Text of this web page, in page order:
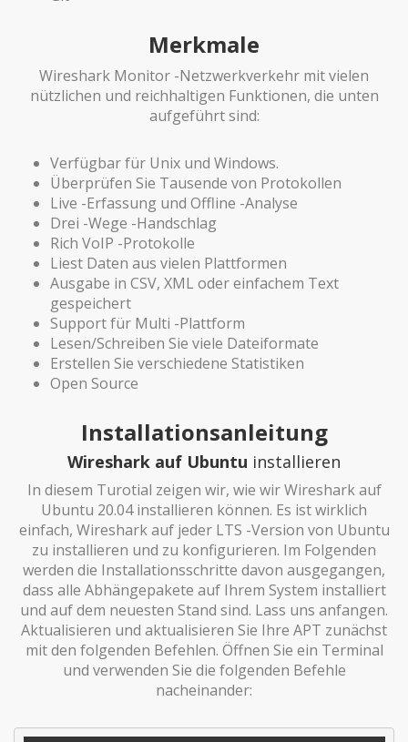
Merkmale
Wireshark Monitor -Netzwerkverkehr mit vielen
nützlichen und reichhaltigen Funktionen, die unten
aufgeführt sind:
Verfügbar für Unix und Windows.
Überprüfen Sie Tausende von Protokollen
Live -Erfassung und Offline -Analyse
Drei -Wege -Handschlag
Rich VoIP -Protokolle
Liest Daten aus vielen Plattformen
Ausgabe in CSV, XML oder einfachem Text
gespeichert
Support für Multi -Plattform
Lesen/Schreiben Sie viele Dateiformate
Erstellen Sie verschiedene Statistiken
Open Source
Installationsanleitung
Wireshark auf Ubuntu installieren
In diesem Turotial zeigen wir, wie wir Wireshark auf
Ubuntu 20.04 installieren können. Es ist wirklich
einfach, Wireshark auf jeder LTS -Version von Ubuntu
zu installieren und zu konfigurieren. Im Folgenden
werden die Installationsschritte davon ausgegangen,
dass alle Abhängepakete auf Ihrem System installiert
und auf dem neuesten Stand sind. Lass uns anfangen.
Aktualisieren und aktualisieren Sie Ihre APT zunächst
mit den folgenden Befehlen. Öffnen Sie ein Terminal
und verwenden Sie die folgenden Befehle
nacheinander: